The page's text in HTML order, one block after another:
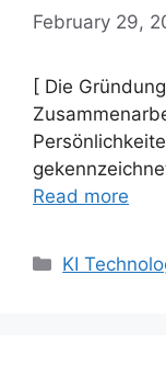
February 29,
[ Die
Read more
Categories
KI